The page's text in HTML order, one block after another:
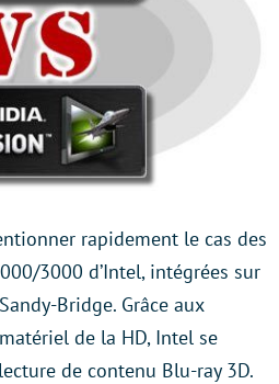
rapidement le cas des
3000 d’Intel, intégrées sur
Bridge. Grâce aux
de la HD, Intel se
de contenu Blu-ray 3D.